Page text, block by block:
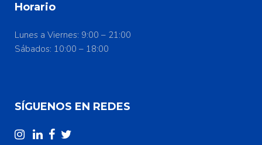
Horario
Lunes a Viernes: 9:00 – 21:00
Sábados: 10:00 – 18:00
SÍGUENOS EN REDES